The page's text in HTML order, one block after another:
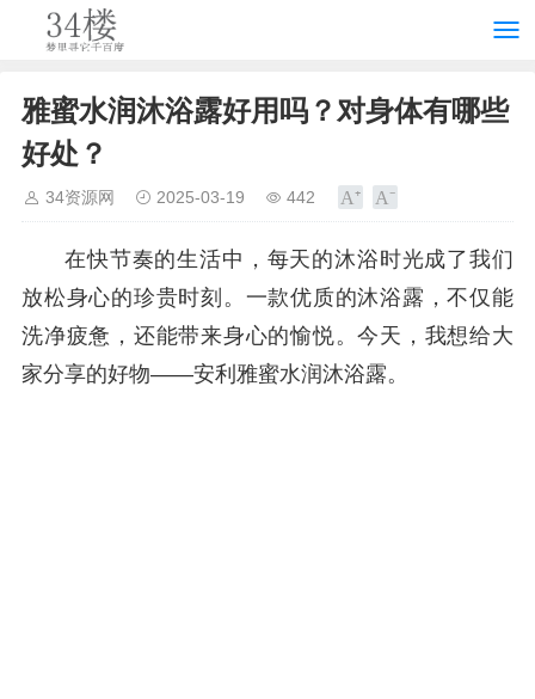
雅蜜水润沐浴露好用吗？对身体有哪些
好处？
34资源网 2025-03-19 442
在快节奏的生活中，每天的沐浴时光成了我们
放松身心的珍贵时刻。一款优质的沐浴露，不仅能
洗净疲惫，还能带来身心的愉悦。今天，我想给大
家分享的好物——安利雅蜜水润沐浴露。